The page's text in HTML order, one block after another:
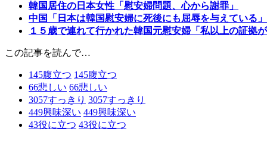
韓国居住の日本女性「慰安婦問題、心から謝罪」
中国「日本は韓国慰安婦に死後にも屈辱を与えている」
１５歳で連れて行かれた韓国元慰安婦「私以上の証拠が
この記事を読んで…
145腹立つ 145腹立つ
66悲しい 66悲しい
3057すっきり 3057すっきり
449興味深い 449興味深い
43役に立つ 43役に立つ